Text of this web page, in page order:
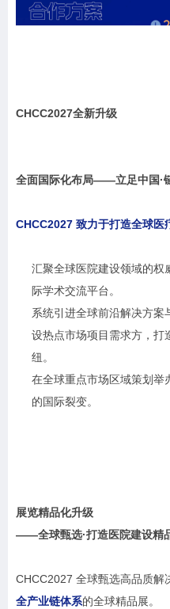
CHCC2027全新升级
全面国际化布局——立足中国·
CHCC2027 致力于打造全球医
汇聚全球医院建设领域的权
际学术交流平台。
系统引进全球前沿解决方案
设热点市场项目需求方，打
纽。
在全球重点市场区域策划举
的国际裂变。
展览精品化升级
——全球甄选·打造医院建设精
CHCC2027 全球甄选高品质解
全产业链体系的全球精品展。